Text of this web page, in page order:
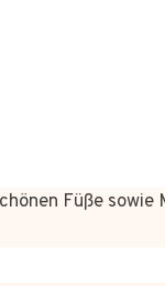
Füße sowie